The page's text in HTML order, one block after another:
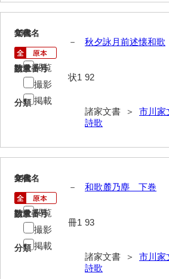
片岡トミ子自作農地木札
堅田家文書（山口市２）
片山家文書（下関市豊浦）
片山家文書（美和町）
勝間田家文書
桂家文書（防府市）
桂家文書（宇部市2）
13
文書名
秋夕詠月前述懐和歌
請求番号
92
分類
諸家文書 ＞ 市川家
詩歌
年代
－
数量
状1
閲覧
撮影
掲載
14
文書名
和歌麓乃塵 下巻
請求番号
93
分類
諸家文書 ＞ 市川家
詩歌
年代
－
数量
冊1
閲覧
撮影
掲載